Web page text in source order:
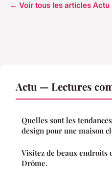
← Voir tous les articles Actu
Actu — Lectures
Quelles sont les
design pour une maison
Visitez de beaux endroits
Drôme.